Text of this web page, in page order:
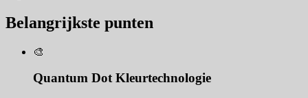
Belangrijkste punten
🎨
Quantum Dot Kleurtechnologie